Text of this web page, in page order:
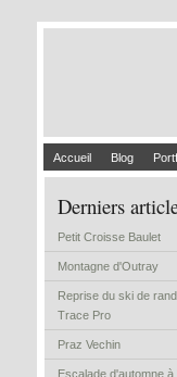
Accueil Blog
Derniers
Petit Croisse Baulet
Montagne d'Outray
Reprise du ski de
Trace Pro
Praz Vechin
Escalade d'automne à